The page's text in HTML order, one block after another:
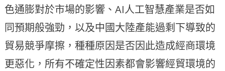
色通膨對於市場的影響、AI人工智慧產業是否如
同預期般強勁，以及中國大陸產能過剩下導致的
貿易競爭摩擦，種種原因是否因此造成經商環境
更惡化，所有不確定性因素都會影響經貿環境的